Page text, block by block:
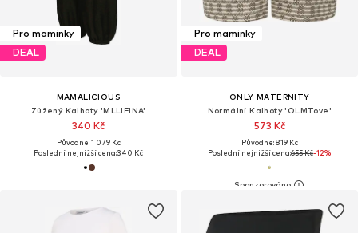
Pro maminky
DEAL
MAMALICIOUS
Zúžený Kalhoty 'MLLIFINA'
340 Kč
Původně: 1 079 Kč
Poslední nejnižší cena:340 Kč
Pro maminky
DEAL
ONLY MATERNITY
Normální Kalhoty 'OLMTove'
573 Kč
Původně: 819 Kč
Poslední nejnižší cena:655 Kč-12%